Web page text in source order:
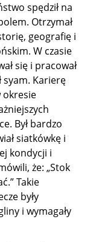
spędził na
Otrzymał
geografię i
W czasie
się i pracował
syam. Karierę
okresie
Był bardzo
siatkówkę i
kondycji i
że: „Stok
Takie
były
i wymagały